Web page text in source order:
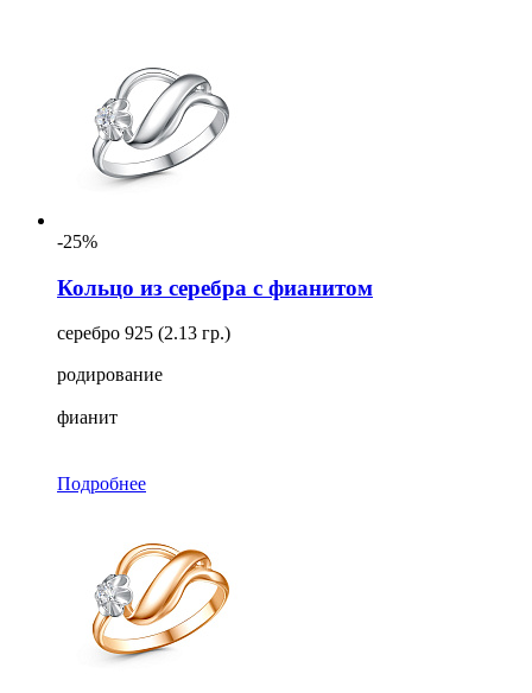
-25%
Кольцо из серебра с фианитом
серебро 925 (2.13 гр.)
родирование
фианит
Подробнее